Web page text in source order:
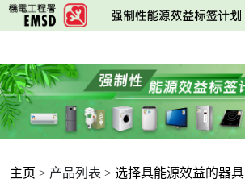
跳
至
要
内
容
主页 > 产品列表 > 选择具能源效益的器具